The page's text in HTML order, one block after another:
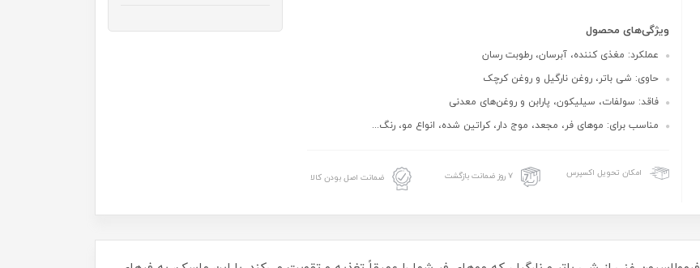
ویژگی‌های محصول
عملکرد: مغذی کننده، آبرسان، رطوبت رسان
حاوی: شی باتر، روغن نارگیل و روغن کرچک
فاقد: سولفات، سیلیکون، پارابن و روغن‌های معدنی
مناسب برای: موهای فر، مجعد، موج دار، کراتین شده، انواع مو، رنگ...
امکان تحویل اکسپرس ۷ روز ضمانت بازگشت ضمانت اصل بودن کالا